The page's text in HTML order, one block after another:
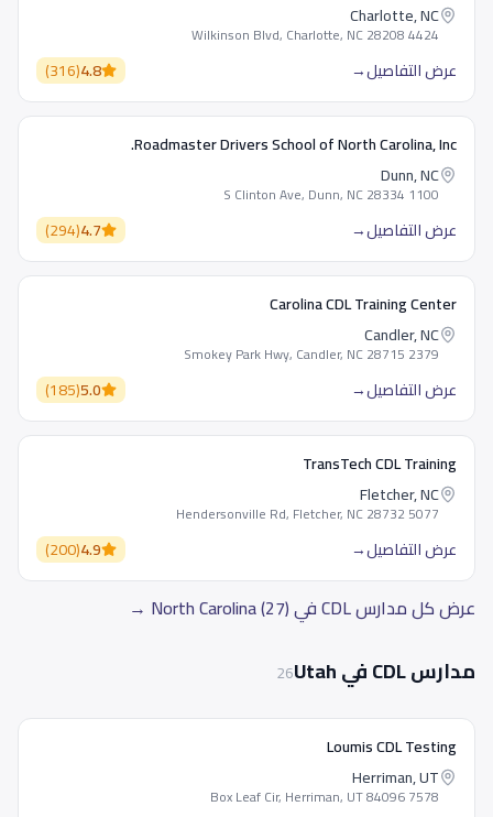
Charlotte, NC
4424 Wilkinson Blvd, Charlotte, NC 28208
عرض التفاصيل→
4.8
(
316
)
Roadmaster Drivers School of North Carolina, Inc.
Dunn, NC
1100 S Clinton Ave, Dunn, NC 28334
عرض التفاصيل→
4.7
(
294
)
Carolina CDL Training Center
Candler, NC
2379 Smokey Park Hwy, Candler, NC 28715
عرض التفاصيل→
5.0
(
185
)
TransTech CDL Training
Fletcher, NC
5077 Hendersonville Rd, Fletcher, NC 28732
عرض التفاصيل→
4.9
(
200
)
عرض كل مدارس CDL في North Carolina (27) →
مدارس CDL في Utah 26
Loumis CDL Testing
Herriman, UT
7578 Box Leaf Cir, Herriman, UT 84096